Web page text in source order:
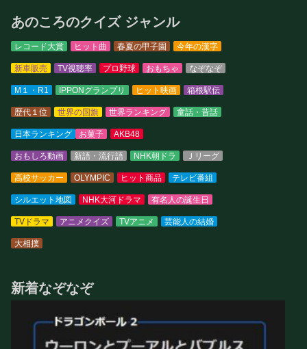
あのころのクイズ ジャンル
レコード大賞 ヒット曲 春夏の甲子園 今年の漢字
新車販売 TV視聴率 プロ野球 おもちゃ なぞなぞ
M１・R1 IPPONグランプリ ヒット映画 箱根駅伝
歴代１位 世界の国旗 世界ランキング 童話・昔話
日本ランキング お菓子 AKB48
おもしろ動画 新語・流行語 NHK朝ドラ Ｊリーグ
高校サッカー OLYMPIC ヒット商品 テレビ番組
シルエット地図 NHK大河ドラマ 有名人の誕生日
TVドラマ アニメクイズ TVアニメ 芸能人の結婚
大相撲
新着なぞなぞ